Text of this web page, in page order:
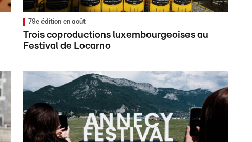
79e édition en août
Trois coproductions luxembourgeoises au
Festival de Locarno